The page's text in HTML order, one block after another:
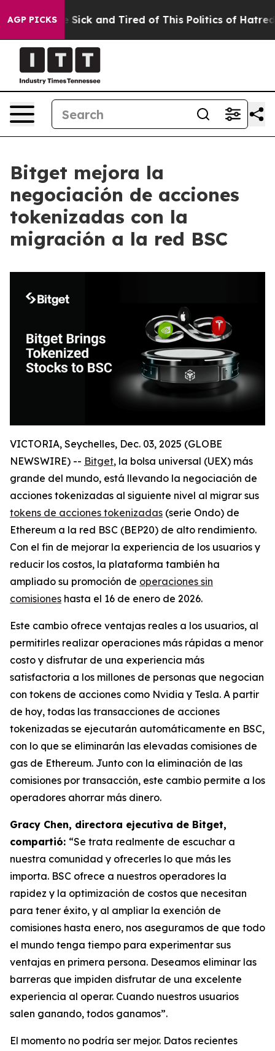
AGP PICKS
Are Sick and Tired of This Politics of Hatred” The
Bitget mejora la
negociación de acciones
tokenizadas con la
migración a la red BSC
VICTORIA, Seychelles, Dec. 03, 2025 (GLOBE
NEWSWIRE) -- Bitget, la bolsa universal (UEX) más
grande del mundo, está llevando la negociación de
acciones tokenizadas al siguiente nivel al migrar sus
tokens de acciones tokenizadas (serie Ondo) de
Ethereum a la red BSC (BEP20) de alto rendimiento.
Con el fin de mejorar la experiencia de los usuarios y
reducir los costos, la plataforma también ha
ampliado su promoción de operaciones sin
comisiones hasta el 16 de enero de 2026.
Este cambio ofrece ventajas reales a los usuarios, al
permitirles realizar operaciones más rápidas a menor
costo y disfrutar de una experiencia más
satisfactoria a los millones de personas que negocian
con tokens de acciones como Nvidia y Tesla. A partir
de hoy, todas las transacciones de acciones
tokenizadas se ejecutarán automáticamente en BSC,
con lo que se eliminarán las elevadas comisiones de
gas de Ethereum. Junto con la eliminación de las
comisiones por transacción, este cambio permite a los
operadores ahorrar más dinero.
Gracy Chen, directora ejecutiva de Bitget,
compartió: “Se trata realmente de escuchar a
nuestra comunidad y ofrecerles lo que más les
importa. BSC ofrece a nuestros operadores la
rapidez y la optimización de costos que necesitan
para tener éxito, y al ampliar la exención de
comisiones hasta enero, nos aseguramos de que todo
el mundo tenga tiempo para experimentar sus
ventajas en primera persona. Deseamos eliminar las
barreras que impiden disfrutar de una excelente
experiencia al operar. Cuando nuestros usuarios
salen ganando, todos ganamos”.
El momento no podría ser mejor. Datos recientes